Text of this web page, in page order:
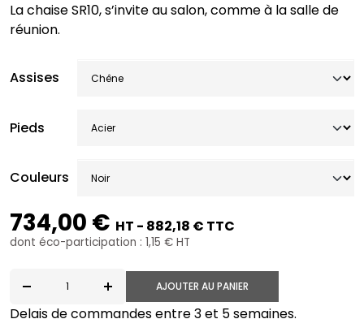
La chaise SR10, s’invite au salon, comme à la salle de
réunion.
Assises
Pieds
Couleurs
734,00 € HT - 882,18 € TTC
dont éco-participation : 1,15 € HT
quantité de SR10-S-4BROLL-C-CB
AJOUTER AU PANIER
Delais de commandes entre 3 et 5 semaines.